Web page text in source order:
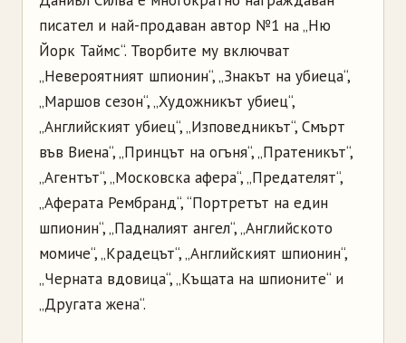
писател и най-продаван автор №1 на „Ню
Йорк Таймс“. Творбите му включват
„Невероятният шпионин“, „Знакът на убиеца“,
„Маршов сезон“, „Художникът убиец“,
„Английският убиец“, „Изповедникът“, Смърт
във Виена“, „Принцът на огъня“, „Пратеникът“,
„Агентът“, „Московска афера“, „Предателят“,
„Аферата Рембранд“, “Портретът на един
шпионин“, „Падналият ангел“, „Английското
момиче“, „Крадецът“, „Английският шпионин“,
„Черната вдовица“, „Къщата на шпионите“ и
„Другата жена“.